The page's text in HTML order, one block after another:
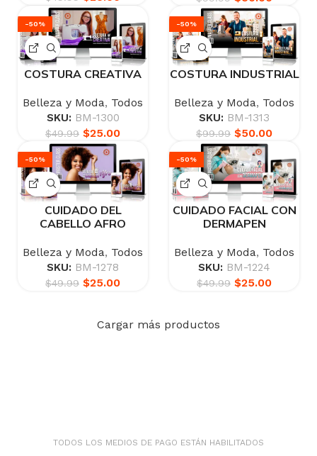
-50%
COSTURA CREATIVA
Belleza y Moda, Todos
SKU: BM-1300
$49.99 $25.00
-50%
COSTURA INDUSTRIAL
Belleza y Moda, Todos
SKU: BM-1313
$99.99 $50.00
-50%
CUIDADO DEL
CABELLO AFRO
Belleza y Moda, Todos
SKU: BM-1278
$49.99 $25.00
-50%
CUIDADO FACIAL CON
DERMAPEN
Belleza y Moda, Todos
SKU: BM-1224
$49.99 $25.00
Cargar más productos
TODOS LOS MEDIOS DE PAGO ESTÁN HABILITADOS